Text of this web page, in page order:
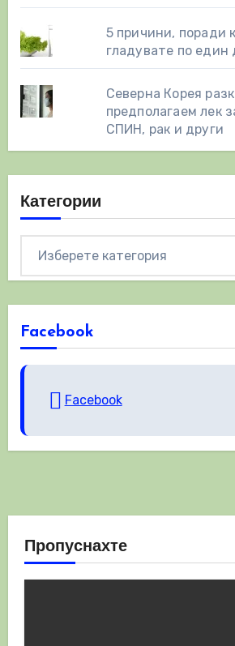
5 причини, поради
гладувате по
Северна Корея
предполагаем лек
СПИН, рак и други
Категории
Facebook
Facebook
Пропуснахте